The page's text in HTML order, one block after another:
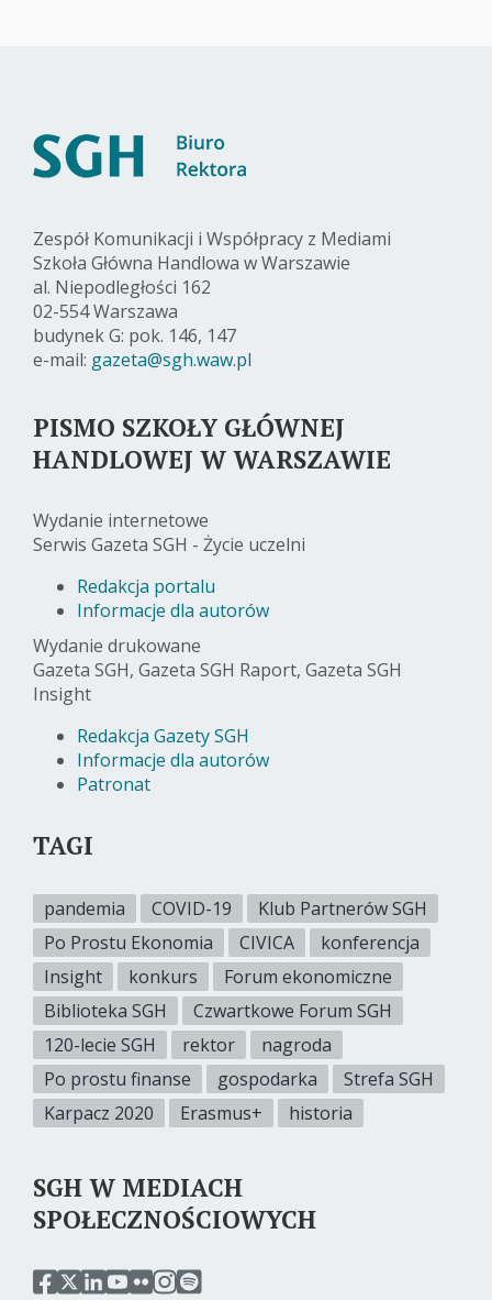
Zespół Komunikacji i Współpracy z Mediami
Szkoła Główna Handlowa w Warszawie
al. Niepodległości 162
02-554 Warszawa
budynek G: pok. 146, 147
e-mail: gazeta@sgh.waw.pl
PISMO SZKOŁY GŁÓWNEJ
HANDLOWEJ W WARSZAWIE
Wydanie internetowe
Serwis Gazeta SGH - Życie uczelni
Redakcja portalu
Informacje dla autorów
Wydanie drukowane
Gazeta SGH, Gazeta SGH Raport, Gazeta SGH
Insight
Redakcja Gazety SGH
Informacje dla autorów
Patronat
TAGI
pandemia COVID-19
Klub Partnerów SGH
Po Prostu Ekonomia
CIVICA
konferencja
Insight
konkurs
Forum ekonomiczne
Biblioteka SGH
Czwartkowe Forum SGH
120-lecie SGH
rektor
nagroda
Po prostu finanse
gospodarka
Strefa SGH
Karpacz 2020
Erasmus+ historia
SGH W MEDIACH
SPOŁECZNOŚCIOWYCH
przejdź
przejdź
przejdź
przejdź
przejdź
przejdźprzejdź